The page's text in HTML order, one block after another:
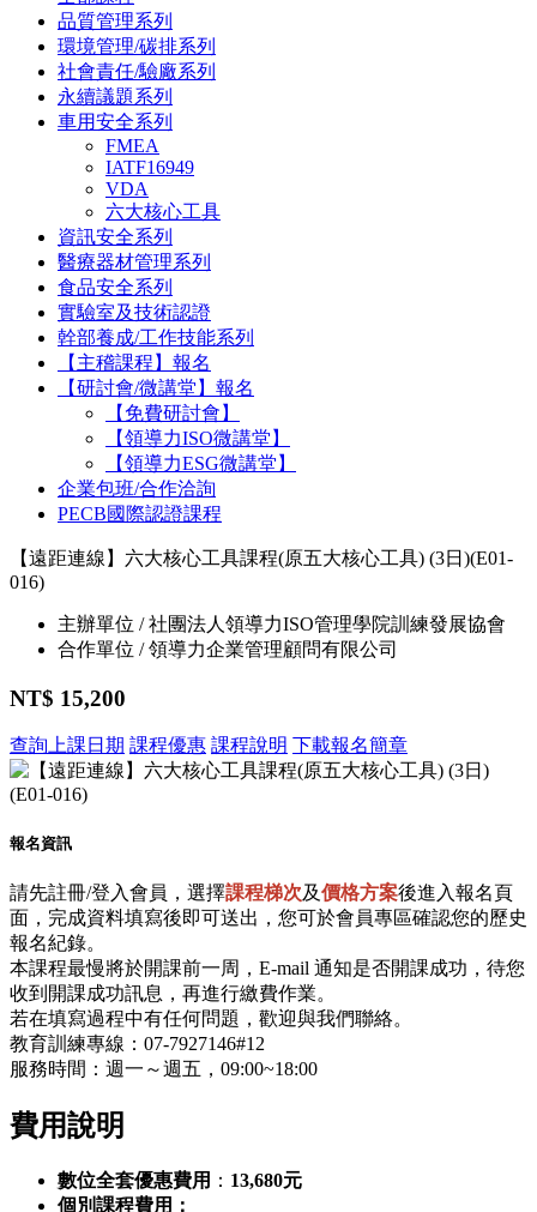
品質管理系列
環境管理/碳排系列
社會責任/驗廠系列
永續議題系列
車用安全系列
FMEA
IATF16949
VDA
六大核心工具
資訊安全系列
醫療器材管理系列
食品安全系列
實驗室及技術認證
幹部養成/工作技能系列
【主稽課程】報名
【研討會/微講堂】報名
【免費研討會】
【領導力ISO微講堂】
【領導力ESG微講堂】
企業包班/合作洽詢
PECB國際認證課程
【遠距連線】六大核心工具課程(原五大核心工具) (3日)(E01-
016)
主辦單位 / 社團法人領導力ISO管理學院訓練發展協會
合作單位 / 領導力企業管理顧問有限公司
NT$ 15,200
查詢上課日期 課程優惠 課程說明 下載報名簡章
報名資訊
請先註冊/登入會員，選擇課程梯次及價格方案後進入報名頁
面，完成資料填寫後即可送出，您可於會員專區確認您的歷史
報名紀錄。
本課程最慢將於開課前一周，E-mail 通知是否開課成功，待您
收到開課成功訊息，再進行繳費作業。
若在填寫過程中有任何問題，歡迎與我們聯絡。
教育訓練專線：07-7927146#12
服務時間：週一～週五，09:00~18:00
費用說明
數位全套優惠費用 ： 13,680元
個別課程費用：